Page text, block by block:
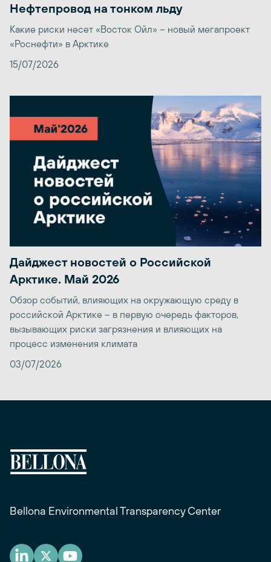
Нефтепровод на тонком льду
Какие риски несет «Восток Ойл» – новый мегапроект
«Роснефти» в Арктике
15/07/2026
Дайджест новостей о Российской
Арктике. Май 2026
Обзор событий, влияющих на окружающую среду в
российской Арктике – в первую очередь факторов,
вызывающих риски загрязнения и влияющих на
процесс изменения климата
03/07/2026
Bellona Environmental Transparency Center